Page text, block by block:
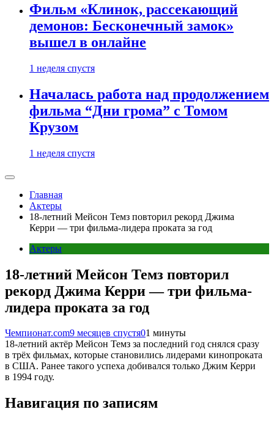
Фильм «Клинок, рассекающий
демонов: Бесконечный замок»
вышел в онлайне
1 неделя спустя
Началась работа над продолжением
фильма “Дни грома” с Томом
Крузом
1 неделя спустя
Главная
Актеры
18-летний Мейсон Темз повторил рекорд Джима
Керри — три фильма-лидера проката за год
Актеры
18-летний Мейсон Темз повторил
рекорд Джима Керри — три фильма-
лидера проката за год
Чемпионат.com9 месяцев спустя01 минуты
18-летний актёр Мейсон Темз за последний год снялся сразу
в трёх фильмах, которые становились лидерами кинопроката
в США. Ранее такого успеха добивался только Джим Керри
в 1994 году.
Навигация по записям